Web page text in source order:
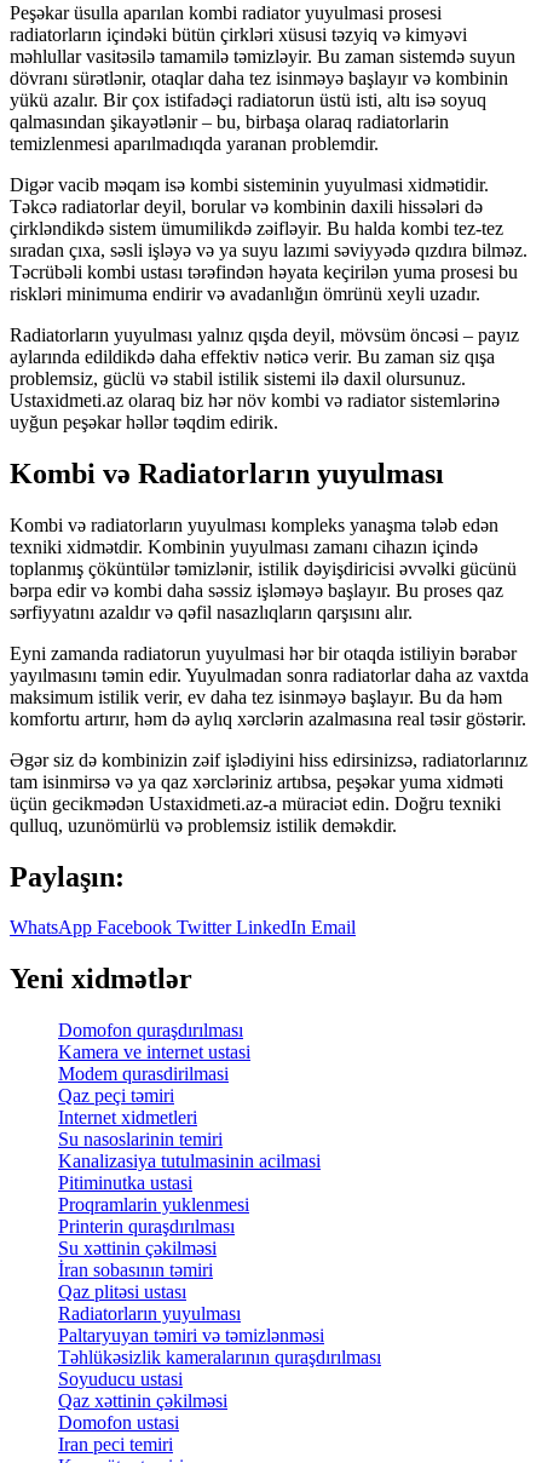
Peşəkar üsulla aparılan kombi radiator yuyulmasi prosesi
radiatorların içindəki bütün çirkləri xüsusi təzyiq və kimyəvi
məhlullar vasitəsilə tamamilə təmizləyir. Bu zaman sistemdə suyun
dövranı sürətlənir, otaqlar daha tez isinməyə başlayır və kombinin
yükü azalır. Bir çox istifadəçi radiatorun üstü isti, altı isə soyuq
qalmasından şikayətlənir – bu, birbaşa olaraq radiatorlarin
temizlenmesi aparılmadıqda yaranan problemdir.
Digər vacib məqam isə kombi sisteminin yuyulmasi xidmətidir.
Təkcə radiatorlar deyil, borular və kombinin daxili hissələri də
çirkləndikdə sistem ümumilikdə zəifləyir. Bu halda kombi tez-tez
sıradan çıxa, səsli işləyə və ya suyu lazımi səviyyədə qızdıra bilməz.
Təcrübəli kombi ustası tərəfindən həyata keçirilən yuma prosesi bu
riskləri minimuma endirir və avadanlığın ömrünü xeyli uzadır.
Radiatorların yuyulması yalnız qışda deyil, mövsüm öncəsi – payız
aylarında edildikdə daha effektiv nəticə verir. Bu zaman siz qışa
problemsiz, güclü və stabil istilik sistemi ilə daxil olursunuz.
Ustaxidmeti.az olaraq biz hər növ kombi və radiator sistemlərinə
uyğun peşəkar həllər təqdim edirik.
Kombi və Radiatorların yuyulması
Kombi və radiatorların yuyulması kompleks yanaşma tələb edən
texniki xidmətdir. Kombinin yuyulması zamanı cihazın içində
toplanmış çöküntülər təmizlənir, istilik dəyişdiricisi əvvəlki gücünü
bərpa edir və kombi daha səssiz işləməyə başlayır. Bu proses qaz
sərfiyyatını azaldır və qəfil nasazlıqların qarşısını alır.
Eyni zamanda radiatorun yuyulmasi hər bir otaqda istiliyin bərabər
yayılmasını təmin edir. Yuyulmadan sonra radiatorlar daha az vaxtda
maksimum istilik verir, ev daha tez isinməyə başlayır. Bu da həm
komfortu artırır, həm də aylıq xərclərin azalmasına real təsir göstərir.
Əgər siz də kombinizin zəif işlədiyini hiss edirsinizsə, radiatorlarınız
tam isinmirsə və ya qaz xərcləriniz artıbsa, peşəkar yuma xidməti
üçün gecikmədən Ustaxidmeti.az-a müraciət edin. Doğru texniki
qulluq, uzunömürlü və problemsiz istilik deməkdir.
Paylaşın:
WhatsApp Facebook TwitterLinkedIn Email
Yeni xidmətlər
Domofon quraşdırılması
Kamera ve internet ustasi
Modem qurasdirilmasi
Qaz peçi təmiri
Internet xidmetleri
Su nasoslarinin temiri
Kanalizasiya tutulmasinin acilmasi
Pitiminutka ustasi
Proqramlarin yuklenmesi
Printerin quraşdırılması
Su xəttinin çəkilməsi
İran sobasının təmiri
Qaz plitəsi ustası
Radiatorların yuyulması
Paltaryuyan təmiri və təmizlənməsi
Təhlükəsizlik kameralarının quraşdırılması
Soyuducu ustasi
Qaz xəttinin çəkilməsi
Domofon ustasi
Iran peci temiri